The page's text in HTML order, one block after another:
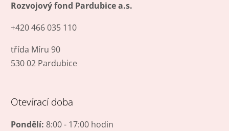
Rozvojový fond Pardubice a.s.
+420 466 035 110
třída Míru 90
530 02 Pardubice
Otevírací doba
Pondělí: 8:00 - 17:00 hodin